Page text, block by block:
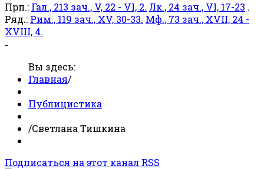
Прп.: Гал., 213 зач., V, 22 - VI, 2. Лк., 24 зач., VI, 17-23 .
Ряд.: Рим., 119 зач., XV, 30-33. Мф., 73 зач., XVII, 24 -
XVIII, 4.
-
Вы здесь:
Главная/
Публицистика
/Светлана Тишкина
Подписаться на этот канал RSS